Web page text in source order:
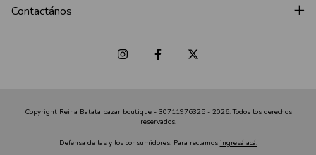
Contactános
Copyright Reina Batata bazar boutique - 30711976325 - 2026. Todos los derechos
reservados.
Defensa de las y los consumidores. Para reclamos ingresá acá.